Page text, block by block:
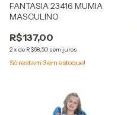
FANTASIA 23416 MUMIA
MASCULINO
R$137,00
2x de R$68,50 sem juros
Só restam 3em estoque!